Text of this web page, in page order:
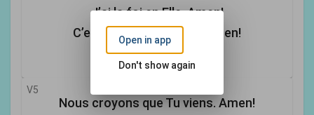
J’ai la foi en Elle. Amen!
C’est la Parole de Dieu. Amen!
Amen, Amen!
V5
Nous croyons que Tu viens. Amen!
Open in app
Don't show again